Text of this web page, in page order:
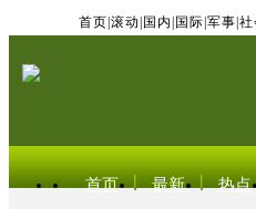
首页 滚动 国内 国际 军事 社
首页 最新 热点